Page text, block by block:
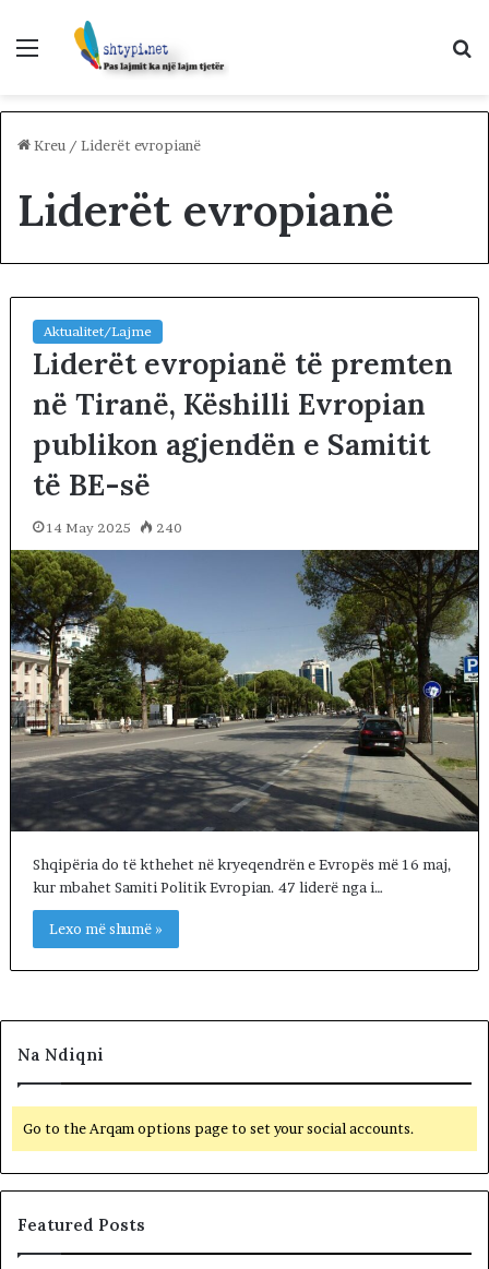
Menu
Kreu / Liderët evropianë
Liderët evropianë
Aktualitet/Lajme
Liderët evropianë të premten
në Tiranë, Këshilli Evropian
publikon agjendën e Samitit
të BE-së
14 May 2025 240
Shqipëria do të kthehet në kryeqendrën e Evropës më 16 maj,
kur mbahet Samiti Politik Evropian. 47 liderë nga i…
Lexo më shumë »
Na Ndiqni
Go to the Arqam options page to set your social accounts.
Featured Posts